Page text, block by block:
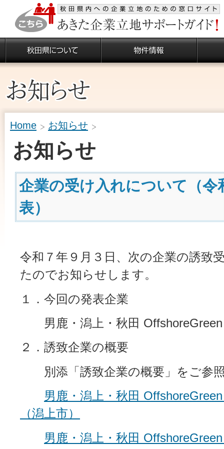
Home お知らせ
お知らせ
企業の受け入れについて（令
表）
令和７年９月３日、次の企業の誘致
たのでお知らせします。
１．今回の発表企業
男鹿・潟上・秋田 OffshoreGreen
２．誘致企業の概要
別添「誘致企業の概要」をご参
男鹿・潟上・秋田
（潟上市）
男鹿・潟上・秋田